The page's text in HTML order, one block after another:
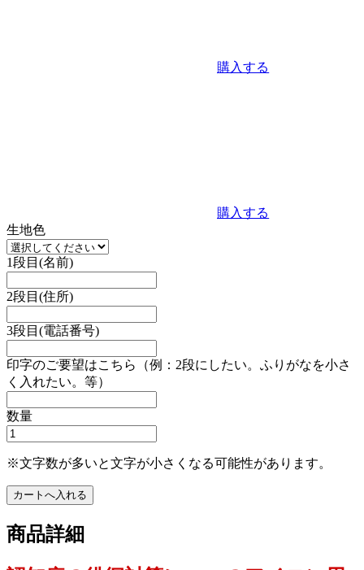
購入する
購入する
生地色
1段目(名前)
2段目(住所)
3段目(電話番号)
印字のご要望はこちら（例：2段にしたい。ふりがなを小さ
く入れたい。等）
数量
※文字数が多いと文字が小さくなる可能性があります。
商品詳細